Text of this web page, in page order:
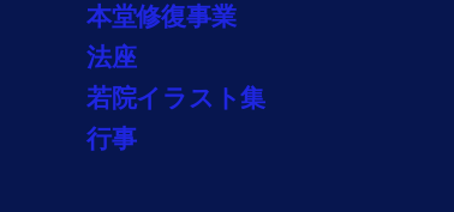
本堂修復事業
法座
若院イラスト集
行事